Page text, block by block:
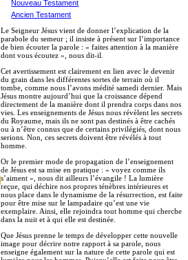
Nouveau Testament
Ancien Testament
Le Seigneur Jésus vient de donner l’explication de la
parabole du semeur ; il insiste à présent sur l’importance
de bien écouter la parole : « faites attention à la manière
dont vous écoutez », nous dit-il.
Cet avertissement est clairement en lien avec le devenir
du grain dans les différentes sortes de terrain où il
tombe, comme nous l’avons médité samedi dernier. Mais
Jésus montre aujourd’hui que la croissance dépend
directement de la manière dont il prendra corps dans nos
vies. Les enseignements de Jésus nous révèlent les secrets
du Royaume, mais ils ne sont pas destinés à être cachés
ou à n’être connus que de certains privilégiés, dont nous
serions. Non, ces secrets doivent être révélés à tout
homme.
Or le premier mode de propagation de l’enseignement
de Jésus est sa mise en pratique : « voyez comme ils
s’aiment », nous dit ailleurs l’évangile ! La lumière
reçue, qui déchire nos propres ténèbres intérieures et
nous place dans le dynamisme de la résurrection, est faite
pour être mise sur le lampadaire qu’est une vie
exemplaire. Ainsi, elle rejoindra tout homme qui cherche
dans la nuit et à qui elle est destinée.
Que Jésus prenne le temps de développer cette nouvelle
image pour décrire notre rapport à sa parole, nous
enseigne également sur la nature de cette parole qui est